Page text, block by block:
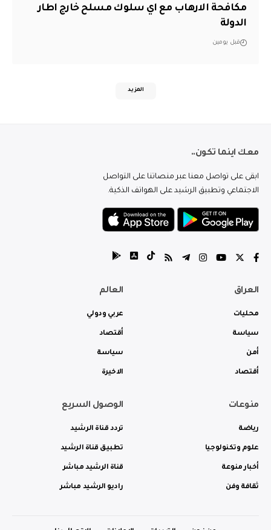
مكافحة الارهاب مع اي سلوك مسلح خارج اطار
الدولة
قبل يومين
المزيد
معك اينما تكون..
ابقى على تواصل معنا عبر منصاتنا على التواصل
الاجتماعي وتطبيق الرشيد على الهواتف الذكية.
العراق
محليات
سياسة
أمن
أقتصاد
العالم
عربي ودولي
أقتصاد
سياسة
الاخيرة
منوعات
رياضة
علوم وتكنولوجيا
أخبار منوعة
ثقافة وفن
الوصول السريع
تردد قناة الرشيد
تطبيق قناة الرشيد
قناة الرشيد مباشر
راديو الرشيد مباشر